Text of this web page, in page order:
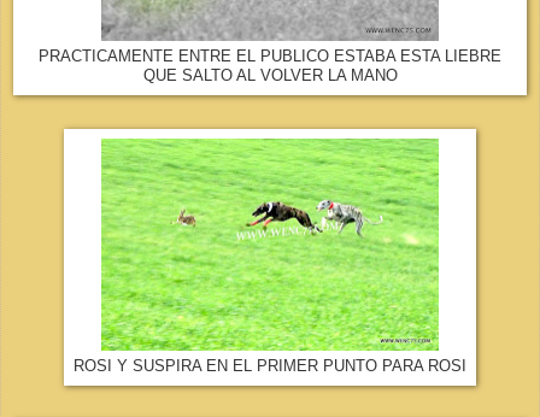
PRACTICAMENTE ENTRE EL PUBLICO ESTABA ESTA LIEBRE
QUE SALTO AL VOLVER LA MANO
ROSI Y SUSPIRA EN EL PRIMER PUNTO PARA ROSI